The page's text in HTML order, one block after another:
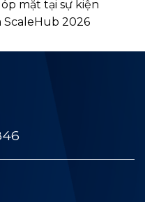
mặt tại sự kiện
ScaleHub 2026